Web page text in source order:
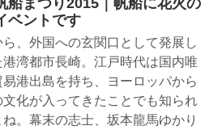
ベントです
ら、外国への玄関口として発展し
港湾都市長崎。江戸時代は国内唯
易港出島を持ち、ヨーロッパから
文化が入ってきたことでも知られ
ね。幕末の志士、坂本龍馬ゆかり